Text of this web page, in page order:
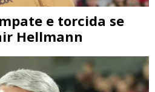
e torcida se
Hellmann